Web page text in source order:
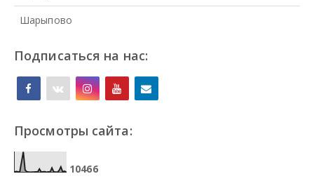
Шарыпово
Подписаться на нас:
Просмотры сайта:
10466